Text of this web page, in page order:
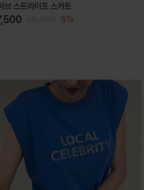
브 스트라이프 스커트
5%